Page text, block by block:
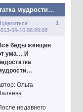
мудрости…
1
06-16 08:29:08
беды женщин
ума… И
Ольга
недавнего